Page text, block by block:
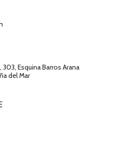
Esquina Barros Arana
del Mar